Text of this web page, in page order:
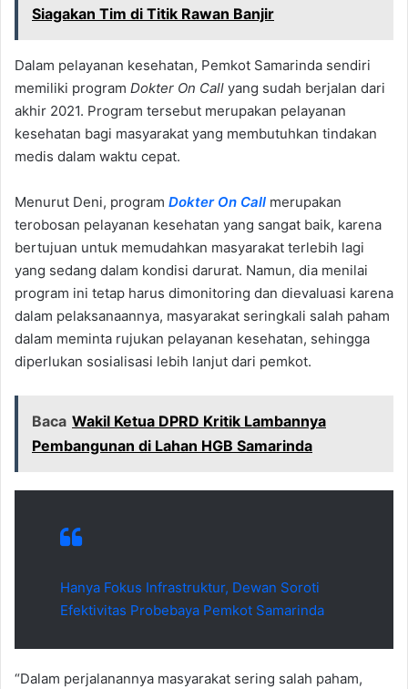
Siagakan Tim di Titik Rawan Banjir
Dalam pelayanan kesehatan, Pemkot Samarinda sendiri
memiliki program Dokter On Call yang sudah berjalan dari
akhir 2021. Program tersebut merupakan pelayanan
kesehatan bagi masyarakat yang membutuhkan tindakan
medis dalam waktu cepat.
Menurut Deni, program Dokter On Call merupakan
terobosan pelayanan kesehatan yang sangat baik, karena
bertujuan untuk memudahkan masyarakat terlebih lagi
yang sedang dalam kondisi darurat. Namun, dia menilai
program ini tetap harus dimonitoring dan dievaluasi karena
dalam pelaksanaannya, masyarakat seringkali salah paham
dalam meminta rujukan pelayanan kesehatan, sehingga
diperlukan sosialisasi lebih lanjut dari pemkot.
Baca Wakil Ketua DPRD Kritik Lambannya
Pembangunan di Lahan HGB Samarinda
Hanya Fokus Infrastruktur, Dewan Soroti
Efektivitas Probebaya Pemkot Samarinda
“Dalam perjalanannya masyarakat sering salah paham,